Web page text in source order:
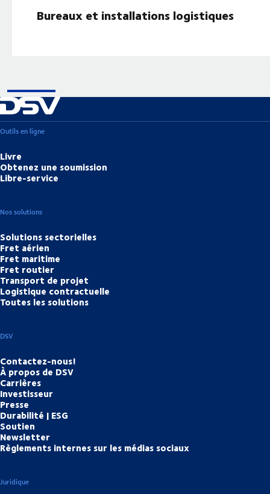
Bureaux et installations logistiques
Outils en ligne
Livre
Obtenez une soumission
Libre-service
Nos solutions
Solutions sectorielles
Fret aérien
Fret maritime
Fret routier
Transport de projet
Logistique contractuelle
Toutes les solutions
DSV
Contactez-nous!
À propos de DSV
Carrières
Investisseur
Presse
Durabilité | ESG
Soutien
Newsletter
Règlements internes sur les médias sociaux
Juridique